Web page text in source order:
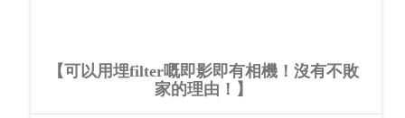
【可以用埋filter嘅即影即有相機！沒有不敗
家的理由！】